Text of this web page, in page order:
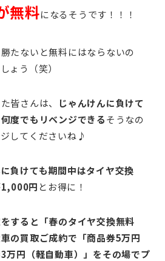
無料になるそうです！！！
たないと無料にはならないの
ょう（笑）
皆さんは、
じゃんけんに負けて
何度でもリベンジできるそうなの
してくださいね♪
負けても期間中はタイヤ交換
1,000円 とお得に！
すると「春のタイヤ交換無料
の買取ご成約で「商品券5万円
3万円（軽自動車）」をその場でプ